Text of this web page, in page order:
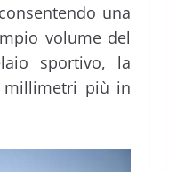
una
volume del
sportivo, la
millimetri più in